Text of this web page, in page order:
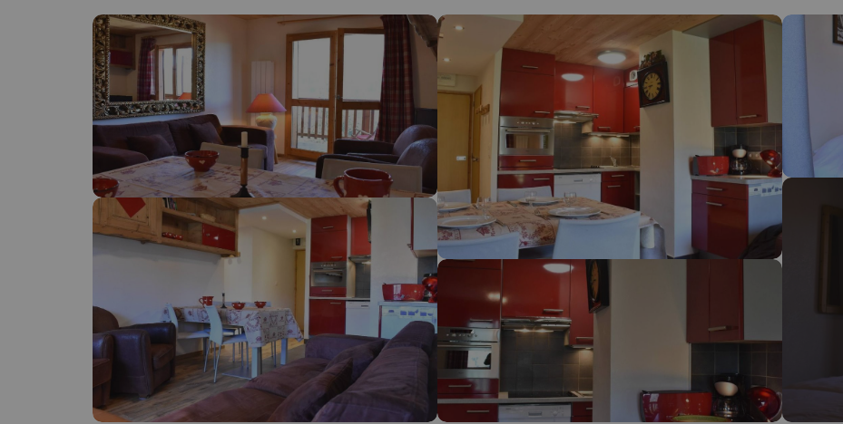
Ops, non abbiamo trovato alcun risultato corrispondente alla sua ricerca. Provare a modificare la destinazione.
Sembra che il nostro ricercatore abbia perso la strada. Non appena troverà la bussola, tornerà.